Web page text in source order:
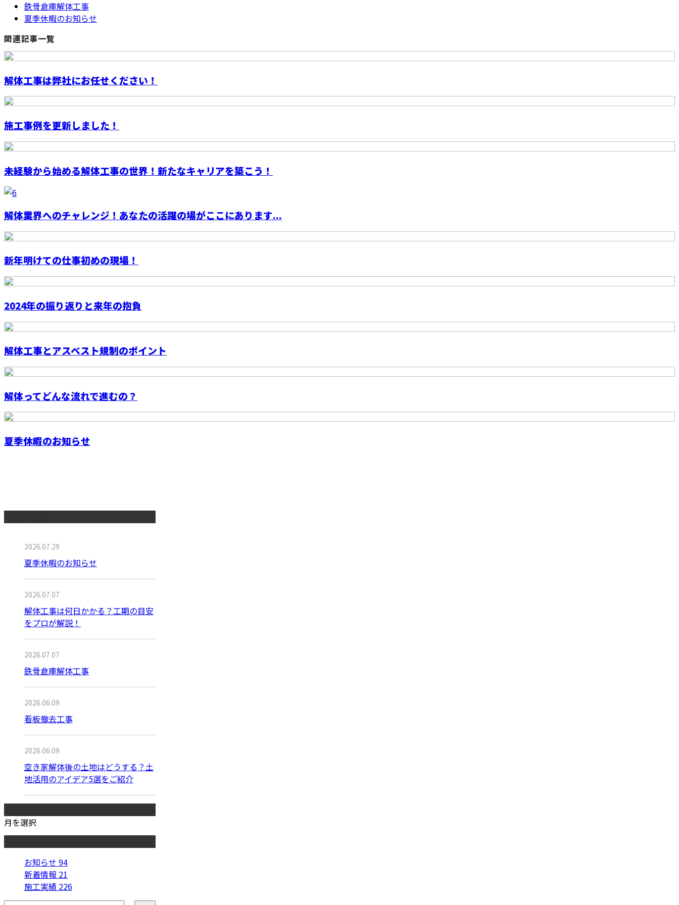
鉄骨倉庫解体工事
夏季休暇のお知らせ
関連記事一覧
解体工事は弊社にお任せください！
施工事例を更新しました！
未経験から始める解体工事の世界！新たなキャリアを築こう！
解体業界へのチャレンジ！あなたの活躍の場がここにあります...
新年明けての仕事初めの現場！
2024年の振り返りと来年の抱負
解体工事とアスベスト規制のポイント
解体ってどんな流れで進むの？
夏季休暇のお知らせ
2026.07.29
夏季休暇のお知らせ
2026.07.07
解体工事は何日かかる？工期の目安
をプロが解説！
2026.07.07
鉄骨倉庫解体工事
2026.06.09
看板撤去工事
2026.06.09
空き家解体後の土地はどうする？土
地活用のアイデア5選をご紹介
月を選択
お知らせ 94
新着情報 21
施工実績 226